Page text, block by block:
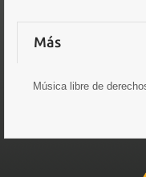
Más
Música libre de